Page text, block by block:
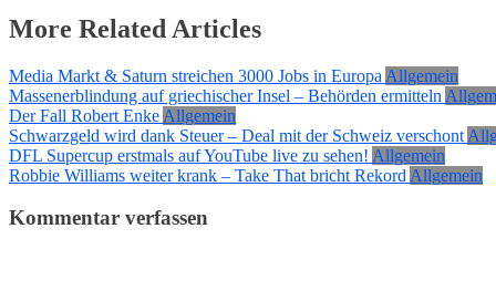
More Related Articles
Media Markt & Saturn streichen 3000 Jobs in Europa Allgemein
Massenerblindung auf griechischer Insel – Behörden ermitteln
Der Fall Robert Enke Allgemein
Schwarzgeld wird dank Steuer – Deal mit der Schweiz verschont
DFL Supercup erstmals auf YouTube live zu sehen! Allgemein
Robbie Williams weiter krank – Take That bricht Rekord Allgemein
Kommentar verfassen